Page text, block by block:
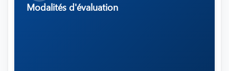
Modalités d'évaluation